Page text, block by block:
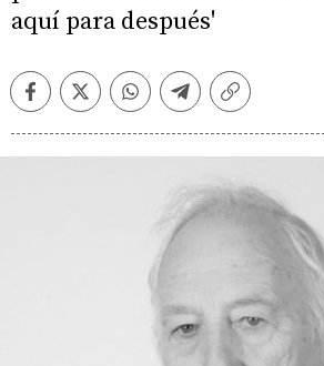
aquí para después'
FacebookTwitterWhatsappTelegramCopiar